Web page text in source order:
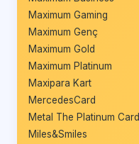
Maximum Gaming
Maximum Genç
Maximum Gold
Maximum Platinum
Maxipara Kart
MercedesCard
Metal The Platinum Card
Miles&Smiles